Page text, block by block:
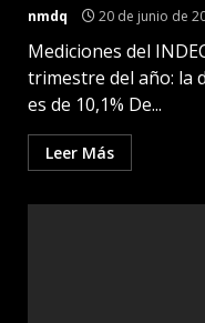
nmdq 20 de junio de
Mediciones del
trimestre del año: la
es de 10,1% De...
Leer Más